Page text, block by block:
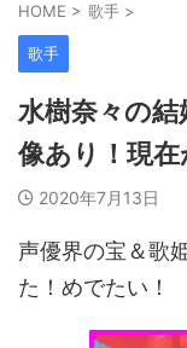
HOME > 歌手 >
歌手
水樹奈々の
像あり！現在
2020年7月13日
声優界の宝＆歌
た！めでたい！